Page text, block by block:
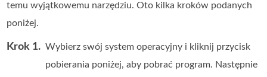
temu wyjątkowemu narzędziu. Oto kilka kroków podanych
poniżej.
Krok 1. Wybierz swój system operacyjny i kliknij przycisk
pobierania poniżej, aby pobrać program. Następnie